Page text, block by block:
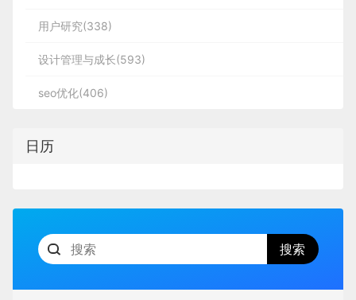
用户研究(338)
设计管理与成长(593)
seo优化(406)
日历